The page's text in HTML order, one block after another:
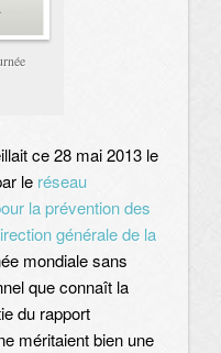
ce 28 mai 2013 le
le réseau
la prévention des
générale de la
mondiale sans
que connaît la
du rapport
méritaient bien une